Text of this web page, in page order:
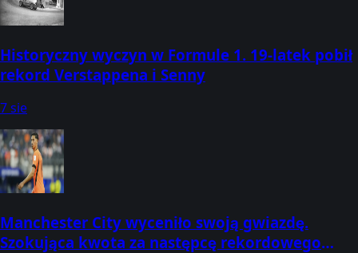
Historyczny wyczyn w Formule 1. 19-latek pobił
rekord Verstappena i Senny
7 sie
Manchester City wyceniło swoją gwiazdę.
Szokująca kwota za następcę rekordowego